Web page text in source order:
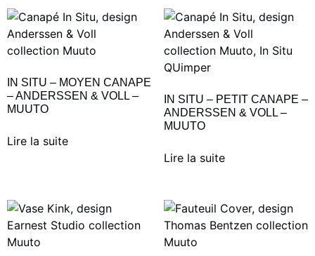
IN SITU – MOYEN CANAPE
– ANDERSSEN & VOLL –
MUUTO
Lire la suite
IN SITU – PETIT CANAPE –
ANDERSSEN & VOLL –
MUUTO
Lire la suite